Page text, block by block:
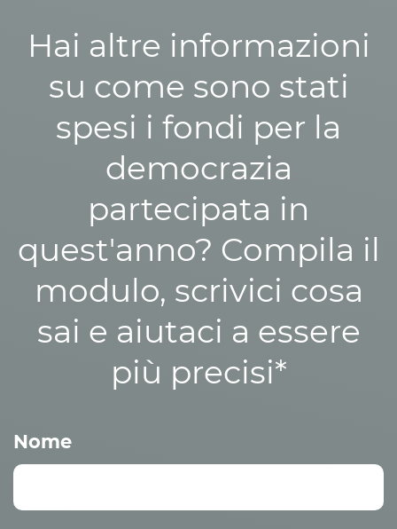
Hai altre informazioni
su come sono stati
spesi i fondi per la
democrazia
partecipata in
quest'anno? Compila il
modulo, scrivici cosa
sai e aiutaci a essere
più precisi*
Nome